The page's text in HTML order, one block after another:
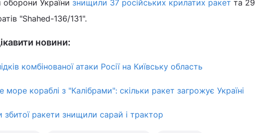
оборони України знищили 37 російських крилатих ракет та 29
"Shahed-136/131".
новини:
комбінованої атаки Росії на Київську область
море кораблі з "Калібрами": скільки ракет загрожує Україні
збитої ракети знищили сарай і трактор